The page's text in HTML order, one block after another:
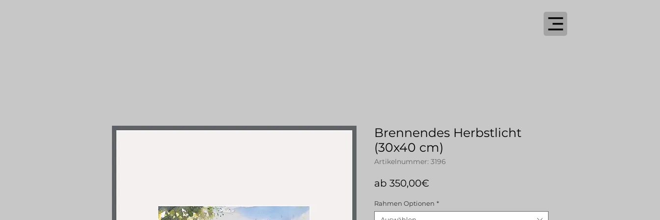
Brennendes Herbstlicht
(30x40 cm)
Artikelnummer: 3196
ab 350,00€
Rahmen Optionen *